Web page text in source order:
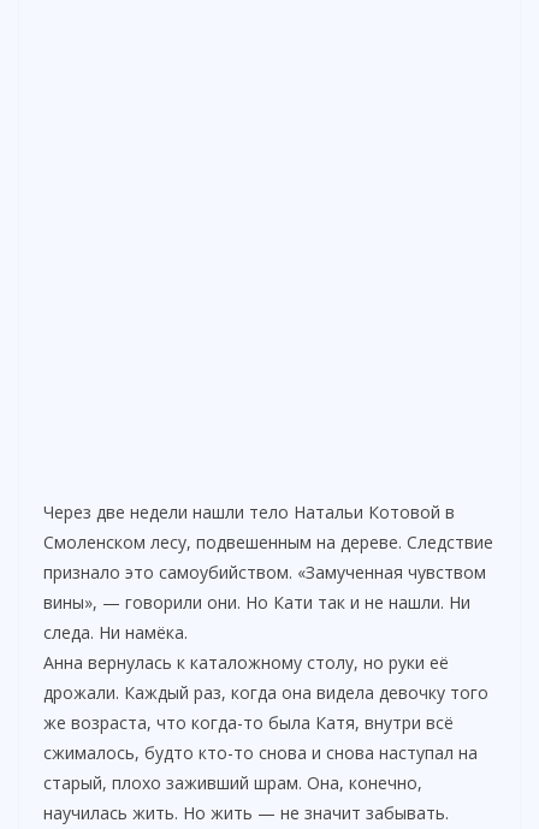
Через две недели нашли тело Натальи Котовой в
Смоленском лесу, подвешенным на дереве. Следствие
признало это самоубийством. «Замученная чувством
вины», — говорили они. Но Кати так и не нашли. Ни
следа. Ни намёка.
Анна вернулась к каталожному столу, но руки её
дрожали. Каждый раз, когда она видела девочку того
же возраста, что когда-то была Катя, внутри всё
сжималось, будто кто-то снова и снова наступал на
старый, плохо заживший шрам. Она, конечно,
научилась жить. Но жить — не значит забывать.